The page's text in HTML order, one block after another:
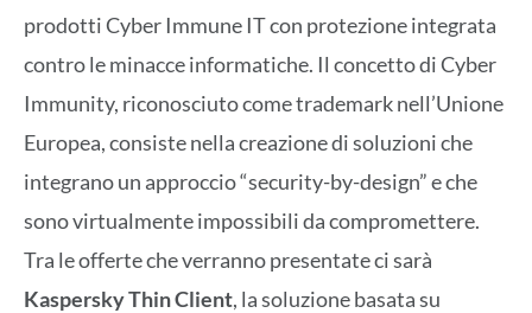
prodotti Cyber Immune IT con protezione integrata
contro le minacce informatiche. Il concetto di Cyber
Immunity, riconosciuto come trademark nell’Unione
Europea, consiste nella creazione di soluzioni che
integrano un approccio “security-by-design” e che
sono virtualmente impossibili da compromettere.
Tra le offerte che verranno presentate ci sarà
Kaspersky Thin Client, la soluzione basata su